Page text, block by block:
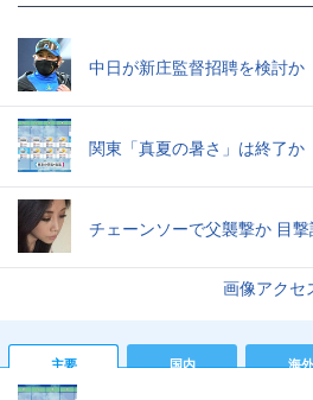
中日が新庄監督招聘を検討か
関東「真夏の暑さ」は終了か
チェーンソーで父襲撃か 目撃
画像アクセ
主要 国内 海外